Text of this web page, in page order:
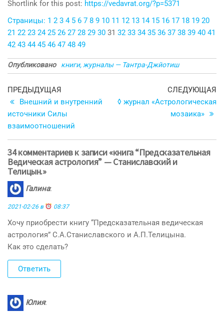
Shortlink for this post: https://vedavrat.org/?p=5371
Страницы: 1 2 3 4 5 6 7 8 9 10 11 12 13 14 15 16 17 18 19 20
21 22 23 24 25 26 27 28 29 30 31 32 33 34 35 36 37 38 39 40 41
42 43 44 45 46 47 48 49
Опубликовано книги, журналы — Тантра-Джйотиш
Навигация
по
записям
Предыдущая
запись
ПРЕДЫДУЩАЯ
Внешний и внутренний
источники Силы
взаимоотношений
СЛЕДУЮЩАЯ
◊ журнал «Астрологическая
мозаика»
34 комментариев к записи «книга “Предсказательная
Ведическая астрология” — Станиславский и
Телицын.»
Галина:
2021-02-26 в 08:37
Хочу приобрести книгу “Предсказательная ведическая
астрология” С.А.Станиславского и А.П.Телицына.
Как это сделать?
Ответить
Юлия: